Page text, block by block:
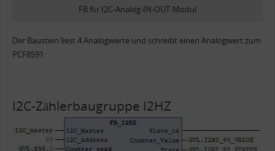
FB für I2C-Analog-IN-OUT-Modul
Der Baustein liest 4 Analogwerte und schreibt einen Analogwert zum
PCF8591
I2C-Zählerbaugruppe I2HZ